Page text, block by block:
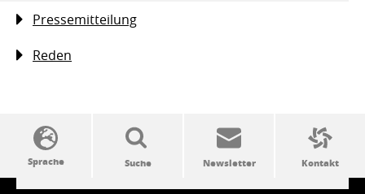
Pressemitteilung
Reden
SSW-Politik von A bis Z